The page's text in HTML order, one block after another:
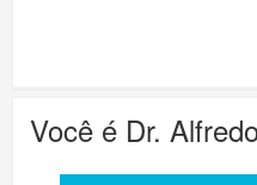
Você é Dr.